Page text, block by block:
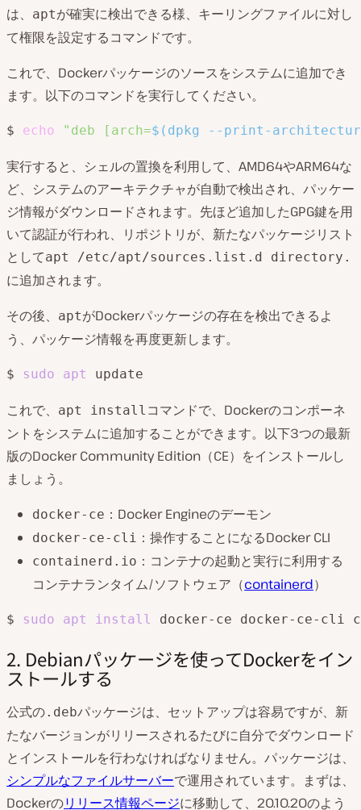
は、 aptが確実に検出できる様、キーリングファイルに対し
て権限を設定するコマンドです。
これで、Dockerパッケージのソースをシステムに追加でき
ます。以下のコマンドを実行してください。
$ echo "deb [arch=$( dpkg --print-
実行すると、シェルの置換を利用して、AMD64やARM64な
ど、システムのアーキテクチャが自動で検出され、パッケー
ジ情報がダウンロードされます。先ほど追加したGPG鍵を用
いて認証が行われ、リポジトリが、新たなパッケージリスト
としてapt /etc/apt/sources.list.d directory.
に追加されます。
その後、
aptがDockerパッケージの存在を検出できるよ
う、パッケージ情報を再度更新します。
$ sudo apt
これで、 apt install コマンドで、Dockerのコンポーネ
ントをシステムに追加することができます。以下3つの最新
版のDocker Community Edition（CE）をインストールし
ましょう。
docker-ce ：Docker Engineのデーモン
docker-ce-cli ：操作することになるDocker CLI
containerd.io ：コンテナの起動と実行に利用する
コンテナランタイム/ソフトウェア（containerd）
$ sudo apt install
2. Debianパッケージを使ってDockerをイン
ストールする
公式の.debパッケージは、セットアップは容易ですが、新
たなバージョンがリリースされるたびに自分でダウンロード
とインストールを行わなければなりません。パッケージは、
シンプルなファイルサーバーで運用されています。まずは、
Dockerのリリース情報ページに移動して、20.10.20のよう